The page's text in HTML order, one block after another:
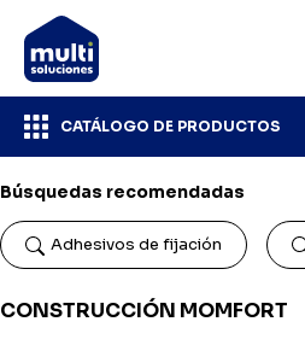
CATÁLOGO DE PRODUCTOS
Búsquedas recomendadas
Adhesivos de fijación
CONSTRUCCIÓN MOMFORT